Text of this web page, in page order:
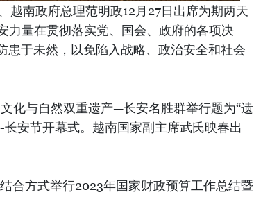
越南政府总理范明政12月27日出席为期两天
力量在贯彻落实党、国会、政府的各项决
患于未然，以免陷入战略、政治安全和社会
化与自然双重遗产—长安名胜群举行题为“遗
安节开幕式。越南国家副主席武氏映春出
合方式举行2023年国家财政预算工作总结暨